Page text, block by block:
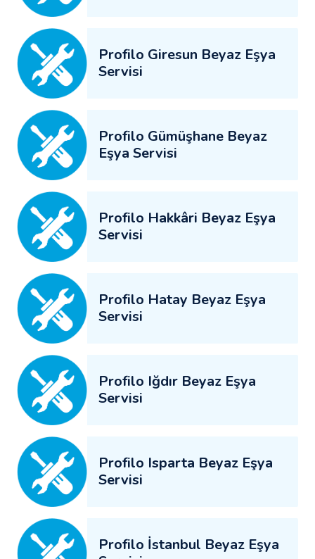
Profilo Giresun Beyaz Eşya
Servisi
Profilo Gümüşhane Beyaz
Eşya Servisi
Profilo Hakkâri Beyaz Eşya
Servisi
Profilo Hatay Beyaz Eşya
Servisi
Profilo Iğdır Beyaz Eşya
Servisi
Profilo Isparta Beyaz Eşya
Servisi
Profilo İstanbul Beyaz Eşya